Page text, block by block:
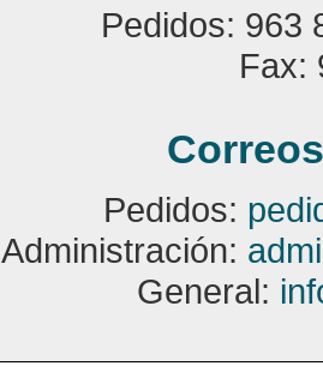
Pedidos: 963
Fax:
Pedidos:
Administración:
General: